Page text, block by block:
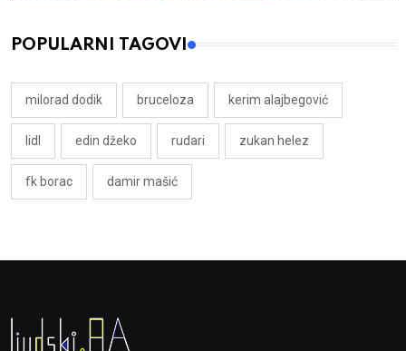
POPULARNI TAGOVI
milorad dodik bruceloza kerim alajbegović
lidl edin džeko rudari zukan helez
fk borac damir mašić